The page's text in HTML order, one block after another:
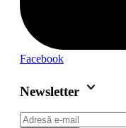
Facebook
Newsletter keyboard_arrow_down